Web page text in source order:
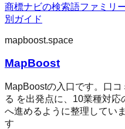
商標ナビの検索語ファミリ
別ガイド
mapboost.space
MapBoost
MapBoostの入口です。口
る を出発点に、10業種対
へ進めるように整理してい
す